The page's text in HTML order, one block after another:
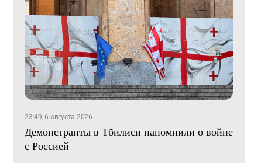
23:49, 6 августа 2026
Демонстранты в Тбилиси напомнили о войне
с Россией